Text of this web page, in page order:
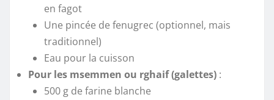
en fagot
Une pincée de fenugrec (optionnel, mais
traditionnel)
Eau pour la cuisson
Pour les msemmen ou rghaif (galettes) :
500 g de farine blanche